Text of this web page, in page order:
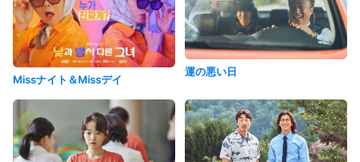
Missナイト＆Missデイ
運の悪い日